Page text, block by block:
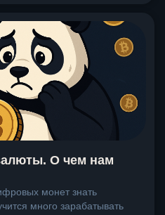
О чем нам
монет знать
много зарабатывать